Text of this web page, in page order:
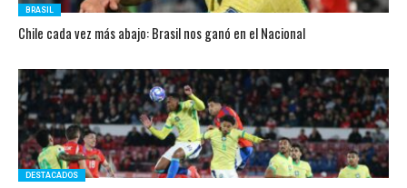
BRASIL
Chile cada vez más abajo: Brasil nos ganó en el Nacional
DESTACADOS